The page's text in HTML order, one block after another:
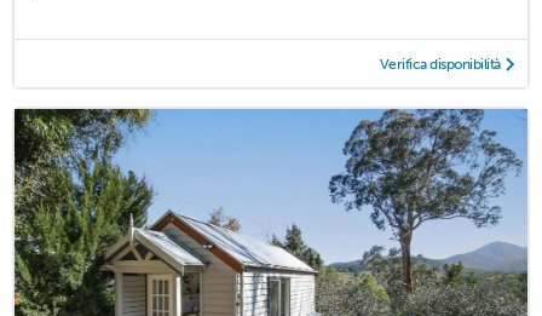
Verifica disponibilità